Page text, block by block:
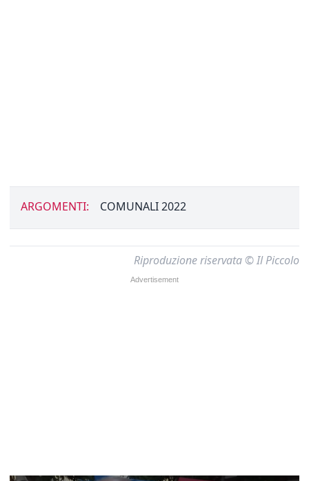
ARGOMENTI: COMUNALI 2022
Riproduzione riservata © Il Piccolo